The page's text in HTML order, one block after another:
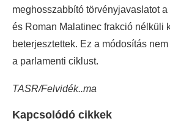
meghosszabbító törvényjavaslatot
és Roman Malatinec frakció nélküli
beterjesztettek. Ez a módosítás
a parlamenti ciklust.
TASR/Felvidék..ma
Kapcsolódó cikkek